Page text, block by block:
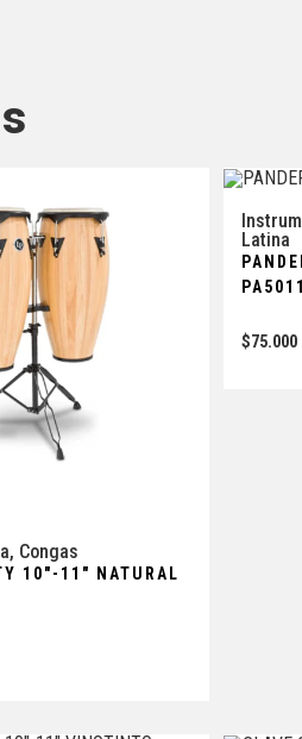
, Congas
10″-11″ NATURAL
Latina
PA5011
$75.000